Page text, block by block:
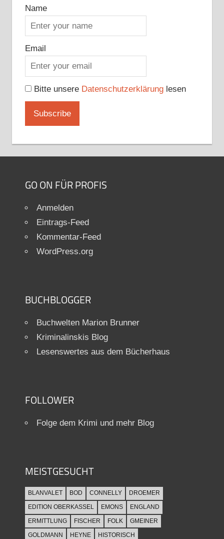
Name
Email
Bitte unsere Datenschutzerklärunglesen
GO ON FÜR PROFIS
Anmelden
Eintrags-Feed
Kommentar-Feed
WordPress.org
BUCHBLOGGER
Buchwelten Marion Brunner
Kriminalinskis Blog
Lesenswertes aus dem Bücherhaus
FOLLOWER
Folge dem Krimi und mehr Blog
MEISTGESUCHT
BLANVALET BOD CONNELLY
DROEMER
EDITION OBERKASSEL
EMONS
ENGLAND
ERMITTLUNG
FISCHER FOLK
GMEINER
GOLDMANN
HEYNE HISTORISCH